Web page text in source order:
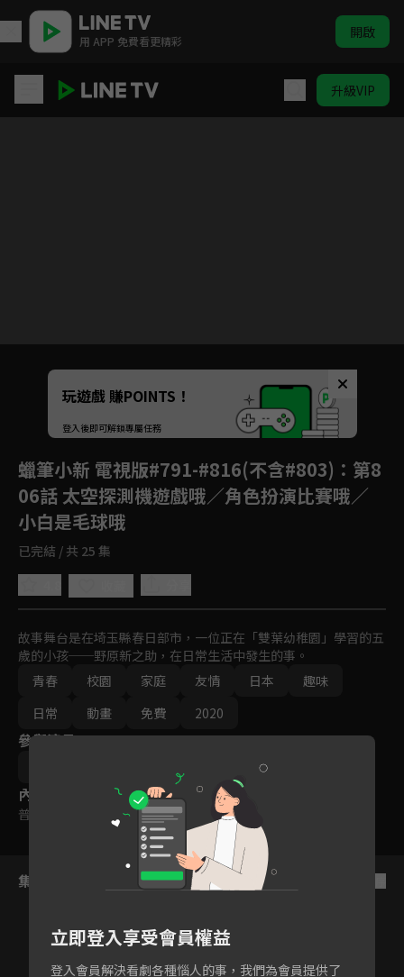
用 APP 免費看更精彩 開啟
升級VIP
Unmute
如有不便請見諒
玩遊戲 賺POINTS！
登入後即可解鎖專屬任務
蠟筆小新 電視版#791-#816(不含#803) ：第8
06話 太空探測機遊戲哦／角色扮演比賽哦／
小白是毛球哦
已完結 / 共 25 集
故事舞台是在埼玉縣春日部市，一位正在「雙葉幼稚園」學習的五
歲的小孩──野原新之助，在日常生活中發生的事。
青春
校園 家庭 友情 日本
趣味
日常
動畫 免費 2020
參與演員
內容標籤
普遍級
集數列表
立即登入享受會員權益
登入會員解決看劇各種惱人的事，我們為會員提供了